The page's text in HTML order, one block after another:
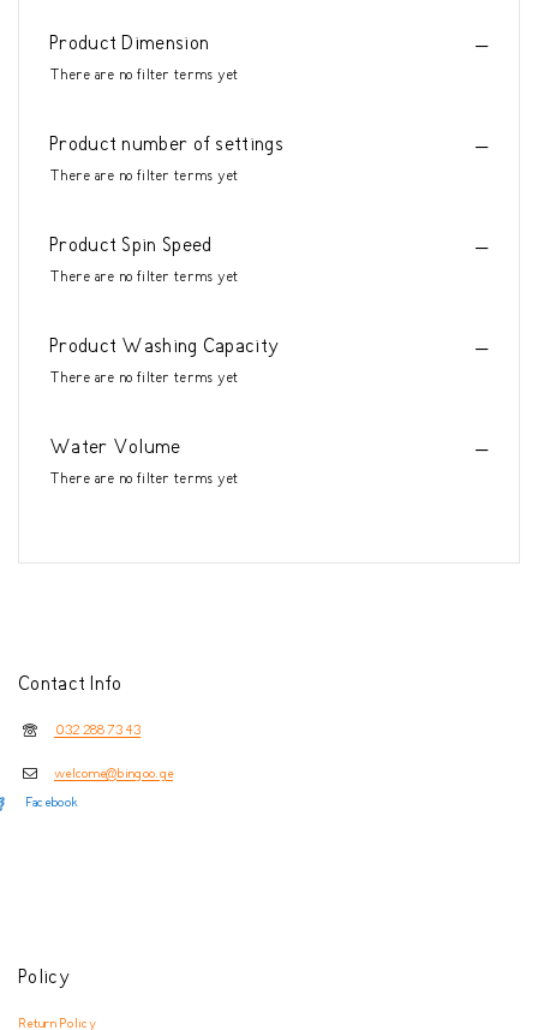
Product Dimension
There are no filter terms yet
Product number of settings
There are no filter terms yet
Product Spin Speed
There are no filter terms yet
Product Washing Capacity
There are no filter terms yet
Water Volume
There are no filter terms yet
Contact Info
032 288 73 43
welcome@bingoo.ge
Facebook
Policy
Return Policy